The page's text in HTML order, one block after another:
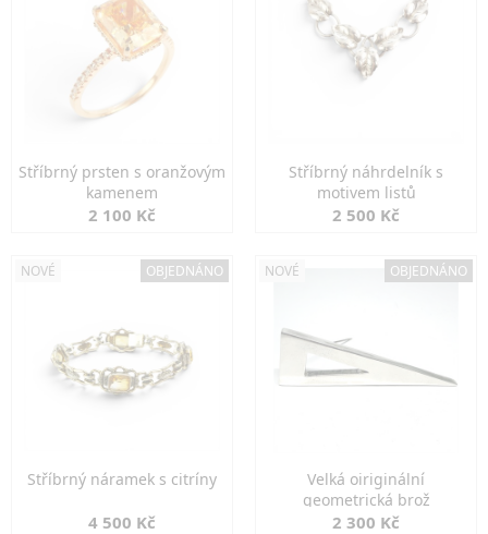
Stříbrný prsten s oranžovým
kamenem
2 100 Kč
Stříbrný náhrdelník s
motivem listů
2 500 Kč
NOVÉ OBJEDNÁNO
Stříbrný náramek s citríny
4 500 Kč
NOVÉ OBJEDNÁNO
Velká oiriginální
geometrická brož
2 300 Kč